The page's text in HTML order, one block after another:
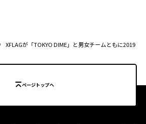
XFLAGが「TOKYO DIME」と男女チームともに2019シ
ページトップへ